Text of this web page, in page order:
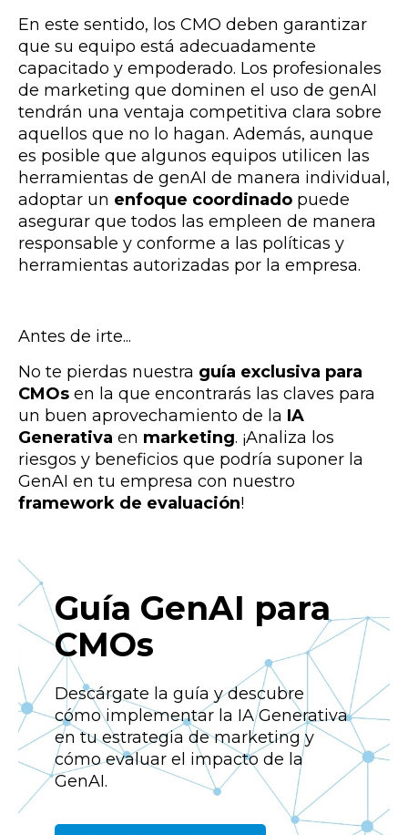
En este sentido, los CMO deben garantizar
que su equipo está adecuadamente
capacitado y empoderado. Los profesionales
de marketing que dominen el uso de genAI
tendrán una ventaja competitiva clara sobre
aquellos que no lo hagan. Además, aunque
es posible que algunos equipos utilicen las
herramientas de genAI de manera individual,
adoptar un enfoque coordinado puede
asegurar que todos las empleen de manera
responsable y conforme a las políticas y
herramientas autorizadas por la empresa.
Antes de irte...
No te pierdas nuestra guía exclusiva para
CMOs en la que encontrarás las claves para
un buen aprovechamiento de la IA
Generativa en marketing. ¡Analiza los
riesgos y beneficios que podría suponer la
GenAI en tu empresa con nuestro
framework de evaluación!
Guía GenAI para
CMOs
Descárgate la guía y descubre
cómo implementar la IA Generativa
en tu estrategia de marketing y
cómo evaluar el impacto de la
GenAI.